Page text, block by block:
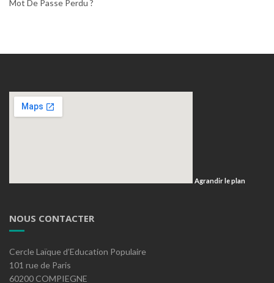
Mot De Passe Perdu ?
Agrandir le plan
NOUS CONTACTER
Cercle Laïque d’Education Populaire
101 rue de Paris
60200 COMPIEGNE